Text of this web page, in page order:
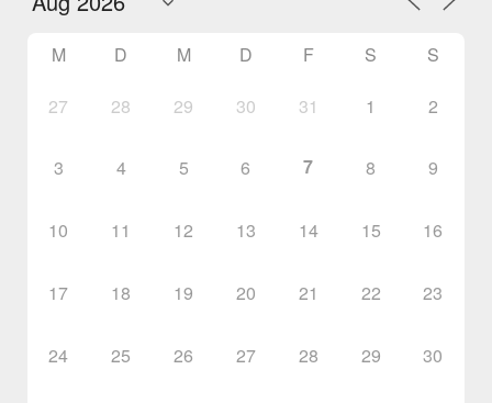
M D M D F S S
27 28 29 30 31 1 2
3 4 5 6 7 8 9
10 11 12 13 14 15 16
17 18 19 20 21 22 23
24 25 26 27 28 29 30